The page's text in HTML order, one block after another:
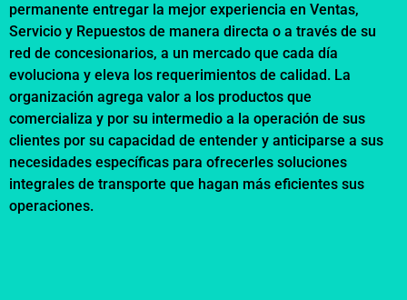
permanente entregar la mejor experiencia en Ventas,
Servicio y Repuestos de manera directa o a través de su
red de concesionarios, a un mercado que cada día
evoluciona y eleva los requerimientos de calidad. La
organización agrega valor a los productos que
comercializa y por su intermedio a la operación de sus
clientes por su capacidad de entender y anticiparse a sus
necesidades específicas para ofrecerles soluciones
integrales de transporte que hagan más eficientes sus
operaciones.